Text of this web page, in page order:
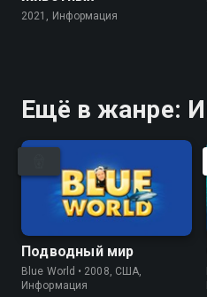
2021, Информация
Ещё в жанре:
Подводный мир
Blue World • 2008, США,
Информация